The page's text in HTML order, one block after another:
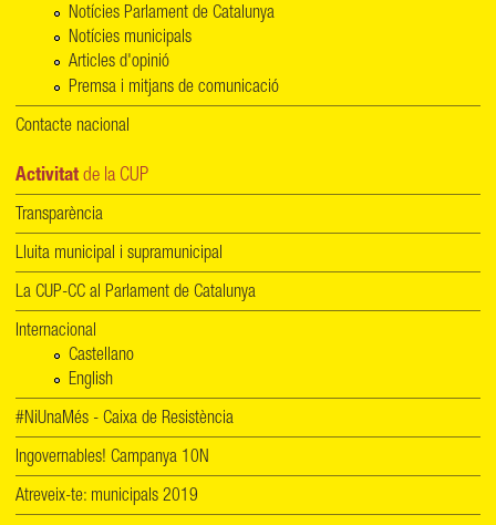
Notícies Parlament de Catalunya
Notícies municipals
Articles d'opinió
Premsa i mitjans de comunicació
Contacte nacional
Activitat de la CUP
Transparència
Lluita municipal i supramunicipal
La CUP-CC al Parlament de Catalunya
Internacional
Castellano
English
#NiUnaMés - Caixa de Resistència
Ingovernables! Campanya 10N
Atreveix-te: municipals 2019